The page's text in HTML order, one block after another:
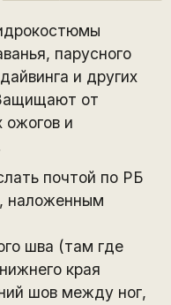
парусного
и других
от
ожогов и
почтой по РБ
наложенным
шва (там где
края
шов между ног,